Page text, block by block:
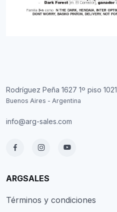
Rodríguez Peña 1627 1º piso 1021
Buenos Aires - Argentina
info@arg-sales.com
ARGSALES
Términos y condiciones